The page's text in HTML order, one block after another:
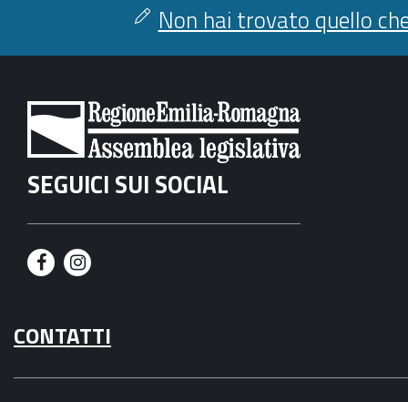
Non hai trovato quello
SEGUICI SUI SOCIAL
F
c
e
I
s
t
CONTATTI